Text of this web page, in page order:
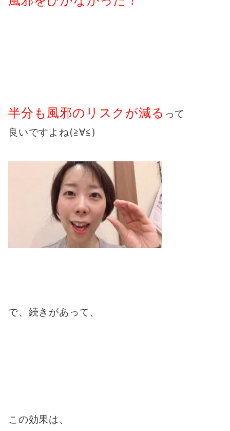
半分も風邪のリスクが減る って
良いですよね(≧∀≦)
で、続きがあって、
この効果は、